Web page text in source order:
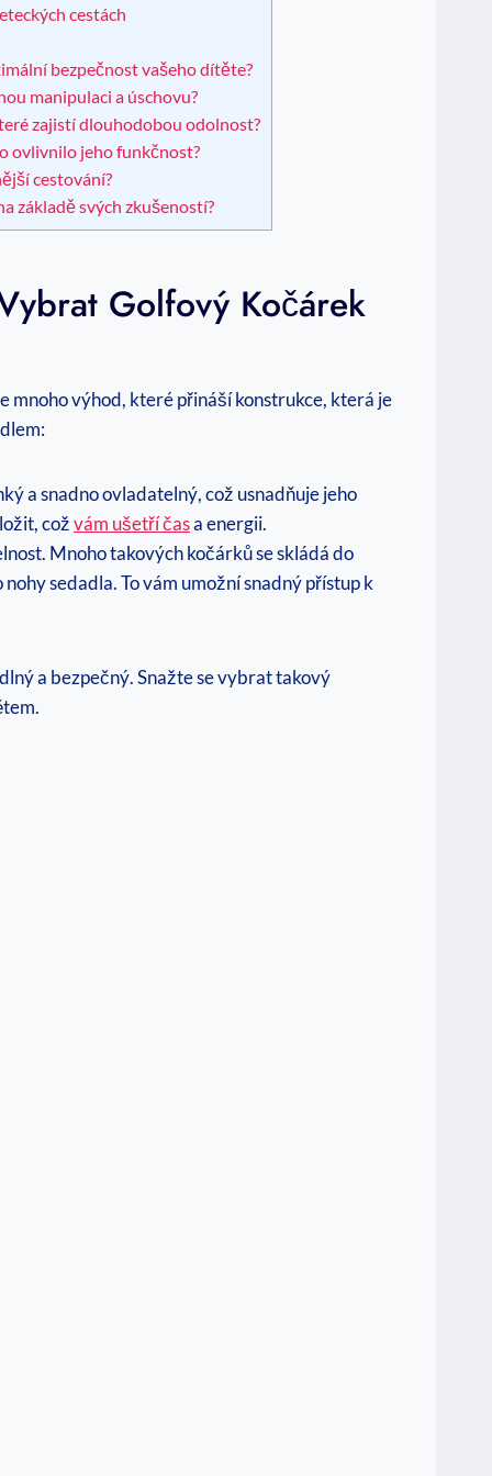
cestách
bezpečnost vašeho dítěte?
manipulaci a úschovu?
zajistí dlouhodobou odolnost?
ovlivnilo jeho funkčnost?
cestování?
základě svých zkušeností?
Golfový Kočárek
mnoho výhod, které přináší konstrukce, která je
a snadno ovladatelný, což usnadňuje jeho
cožvám ušetří časa energii.
Mnoho takových kočárků se skládá do
sedadla. To vám umožní snadný přístup k
a bezpečný. Snažte se vybrat takový